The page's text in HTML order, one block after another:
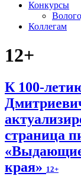
Конкурсы
Коллегам
12+
К 100-
страница
края» 12+